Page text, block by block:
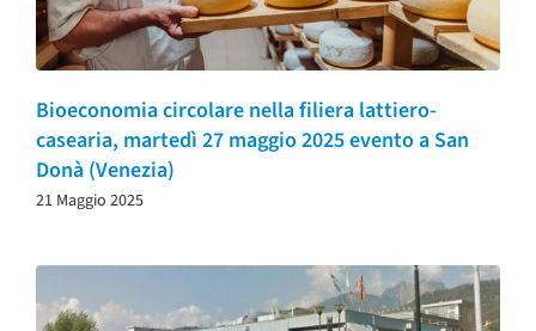
Bioeconomia circolare nella filiera lattiero-
casearia, martedì 27 maggio 2025 evento a San
Donà (Venezia)
21 Maggio 2025